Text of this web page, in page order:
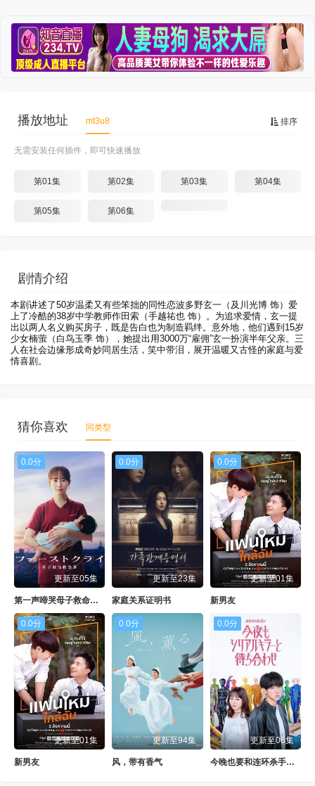
排序
播放地址 mt3u8
无需安装任何插件，即可快速播放
第01集 第02集 第03集 第04集
第05集 第06集
剧情介绍
本剧讲述了50岁温柔又有些笨拙的同性恋波多野玄一（及川光博 饰）爱
上了冷酷的38岁中学教师作田索（手越祐也 饰）。为追求爱情，玄一提
出以两人名义购买房子，既是告白也为制造羁绊。意外地，他们遇到15岁
少女楠萤（白鸟玉季 饰），她提出用3000万“雇佣”玄一扮演半年父亲。三
人在社会边缘形成奇妙同居生活，笑中带泪，展开温暖又古怪的家庭与爱
情喜剧。
猜你喜欢 同类型
0.0分
更新至05集
第一声啼哭母子救命急救班
0.0分
更新至23集
家庭关系证明书
0.0分
更新至01集
新男友
0.0分
更新至01集
新男友
0.0分
更新至94集
风，带有香气
0.0分
更新至06集
今晚也要和连环杀手约会